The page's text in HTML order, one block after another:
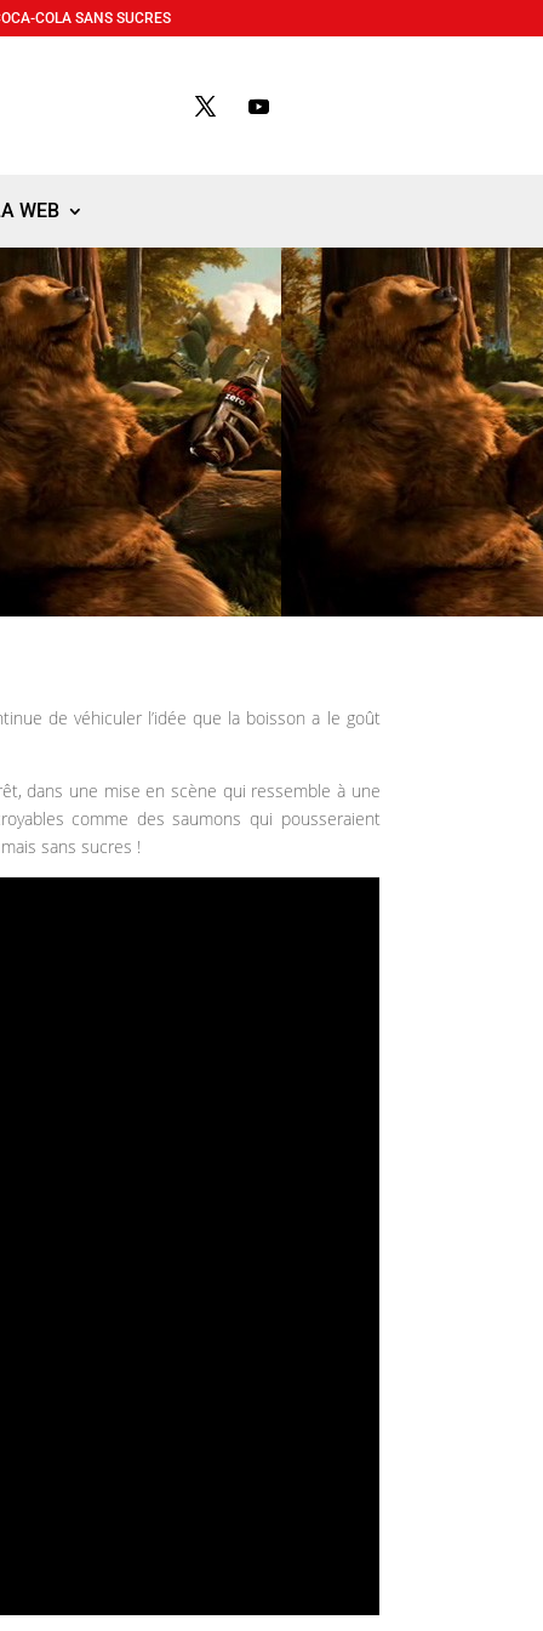
COLA SANS SUCRES
WEB
de véhiculer l’idée que la boisson a le goût
dans une mise en scène qui ressemble à une
comme des saumons qui pousseraient
sans sucres !